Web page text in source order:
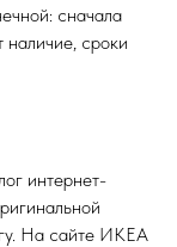
сначала
наличие, сроки
интернет-
На сайте ИКЕА